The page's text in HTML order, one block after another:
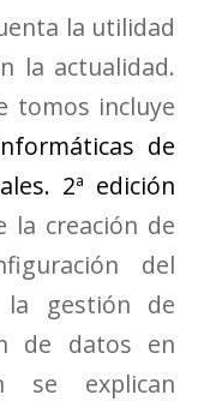
la utilidad
la actualidad.
tomos incluye
de
2ª edición
la creación de
del
gestión de
de datos en
se explican